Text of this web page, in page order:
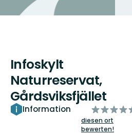
Infoskylt
Naturreservat,
Gårdsviksfjället
Information
von
5
Sternen
diesen ort
bewerten!